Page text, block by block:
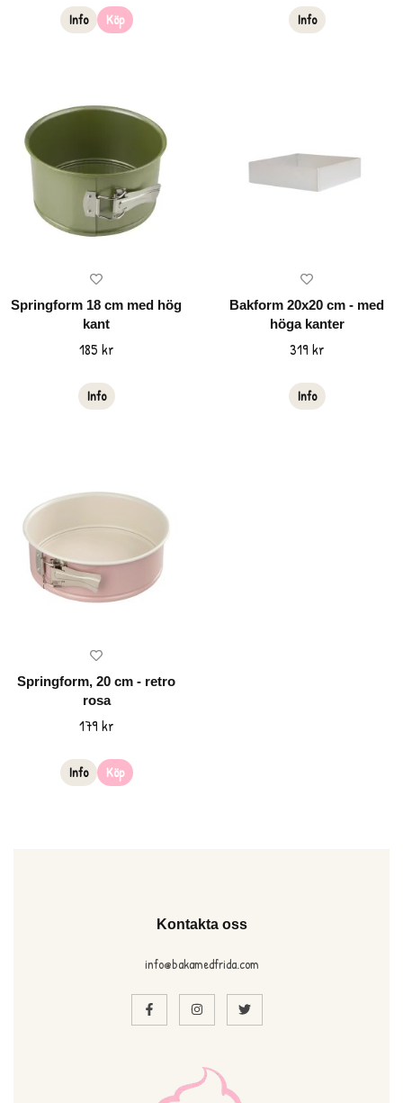
Info Köp Info
Springform 18 cm med hög
kant
185 kr
Info
Bakform 20x20 cm - med
höga kanter
319 kr
Info
Springform, 20 cm - retro
rosa
179 kr
Info Köp
Kontakta oss
info@bakamedfrida.com